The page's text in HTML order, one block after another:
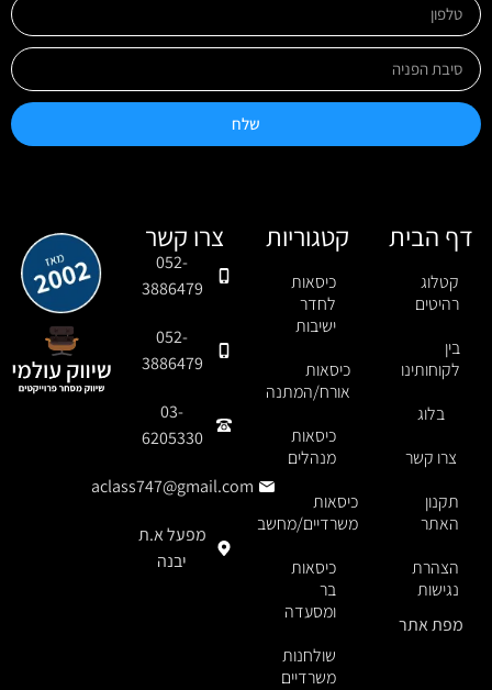
שלח
צרו קשר
052-
3886479
052-
3886479
03-
6205330
aclass747@gmail.com
מפעל א.ת
יבנה
קטגוריות
כיסאות
לחדר
ישיבות
כיסאות
אורח/המתנה
כיסאות
מנהלים
כיסאות
משרדיים/מחשב
כיסאות
בר
ומסעדה
שולחנות
משרדיים
דף הבית
קטלוג
רהיטים
בין
לקוחותינו
בלוג
צרו קשר
תקנון
האתר
הצהרת
נגישות
מפת אתר